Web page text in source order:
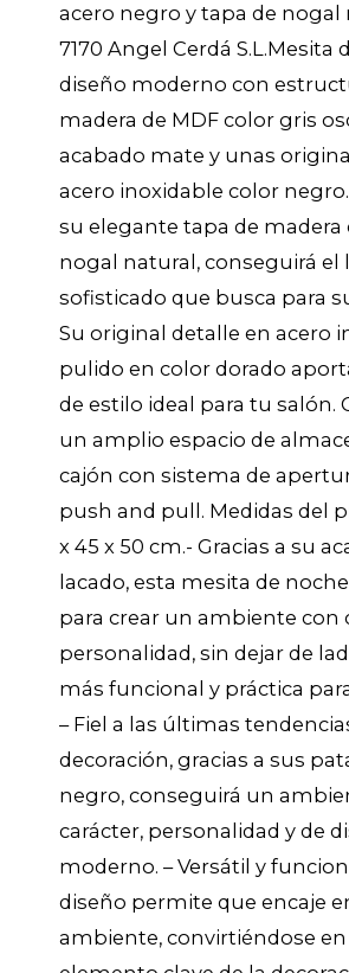
acero negro y tapa de nogal
7170 Angel Cerdá S.L.Mesita
diseño moderno con
madera de MDF color gris
acabado mate y unas
acero inoxidable color negro.
su elegante tapa de madera
nogal natural, conseguirá el
sofisticado que busca para
Su original detalle en acero
pulido en color dorado
de estilo ideal para tu salón.
un amplio espacio de
cajón con sistema de
push and pull. Medidas del
x 45 x 50 cm.- Gracias a su
lacado, esta mesita de noche
para crear un ambiente con
personalidad, sin dejar de
más funcional y práctica
– Fiel a las últimas
decoración, gracias a sus
negro, conseguirá un
carácter, personalidad y de
moderno. – Versátil y
diseño permite que encaje
ambiente, convirtiéndose